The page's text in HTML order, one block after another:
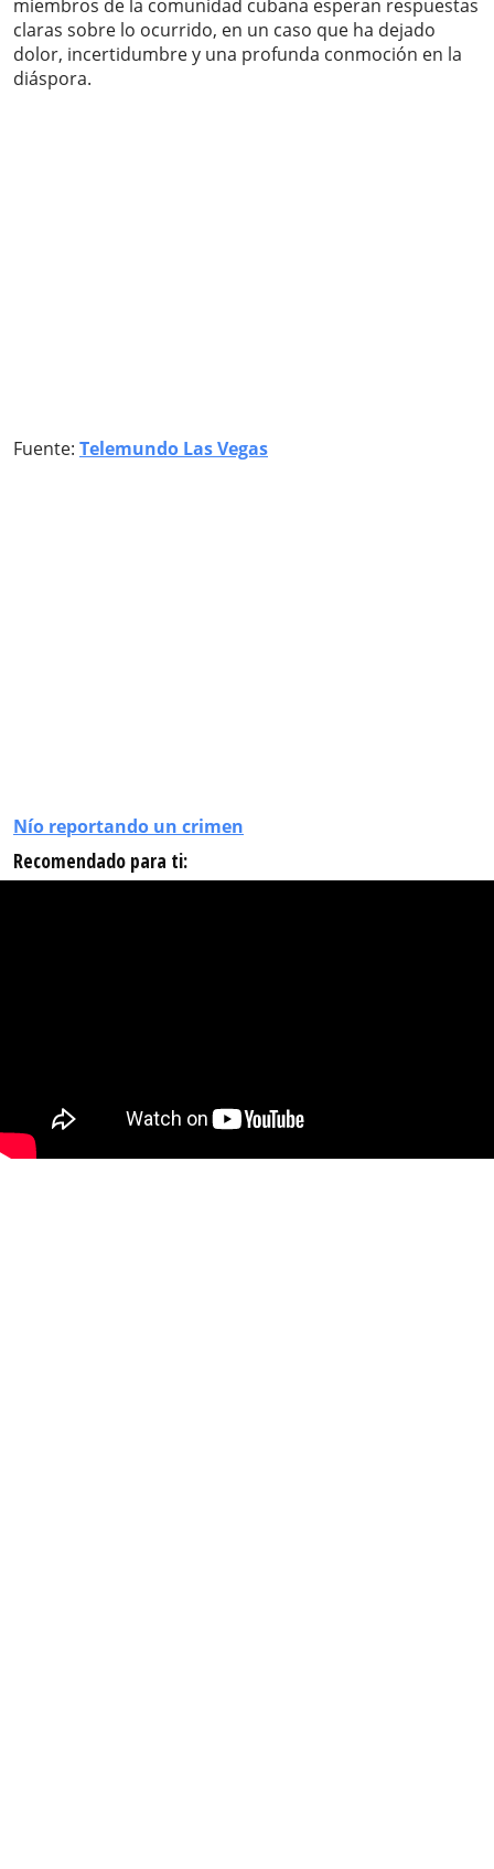
miembros de la comunidad cubana esperan respuestas
claras sobre lo ocurrido, en un caso que ha dejado
dolor, incertidumbre y una profunda conmoción en la
diáspora.
Fuente: Telemundo Las Vegas
Nío reportando un crimen
Recomendado para ti: